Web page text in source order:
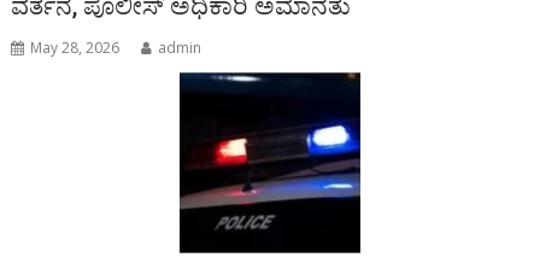
ವರ್ತನೆ, ಪೊಲೀಸ್ ಅಧಿಕಾರಿ ಅಮಾನತು
May 28, 2026 admin